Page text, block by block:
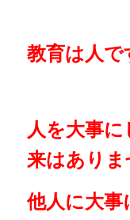
教育は人で
人を大事
来はありま
他人に大事